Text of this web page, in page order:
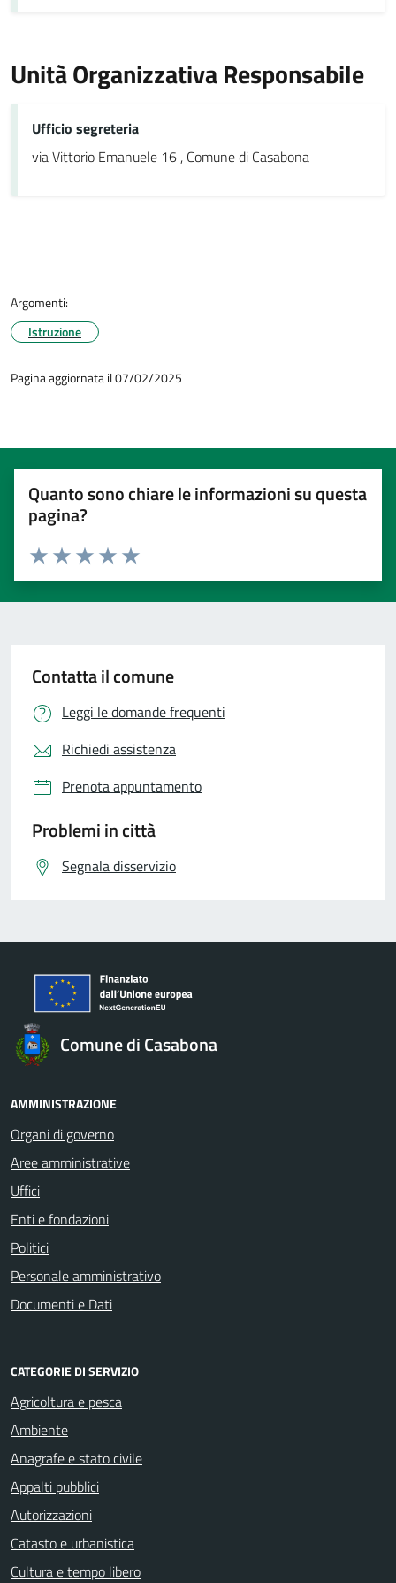
Unità Organizzativa Responsabile
Ufficio segreteria
via Vittorio Emanuele 16 , Comune di Casabona
Argomenti:
Istruzione
Pagina aggiornata il 07/02/2025
Quanto sono chiare le informazioni su questa
pagina?
Valuta 5 stelle su 5
Valuta 4 stelle su 5
Valuta 3 stelle su 5
Valuta 2 stelle su 5
Valuta 1 stelle su 5
Contatta il comune
Leggi le domande frequenti
Richiedi assistenza
Prenota appuntamento
Problemi in città
Segnala disservizio
Comune di Casabona
AMMINISTRAZIONE
Organi di governo
Aree amministrative
Uffici
Enti e fondazioni
Politici
Personale amministrativo
Documenti e Dati
CATEGORIE DI SERVIZIO
Agricoltura e pesca
Ambiente
Anagrafe e stato civile
Appalti pubblici
Autorizzazioni
Catasto e urbanistica
Cultura e tempo libero